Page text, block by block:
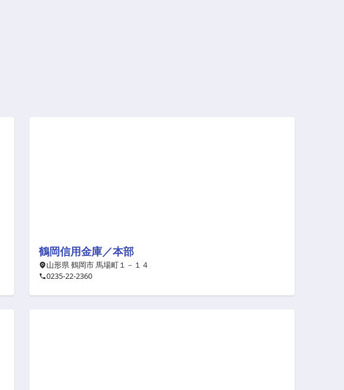
鶴岡信用金庫／本部
山形県 鶴岡市 馬場町１－１４
0235-22-2360